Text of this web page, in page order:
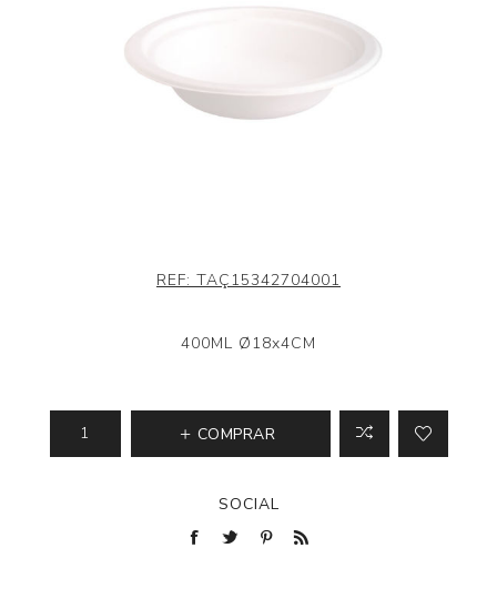
REF: TAÇ15342704001
400ML Ø18x4CM
COMPRAR
SOCIAL